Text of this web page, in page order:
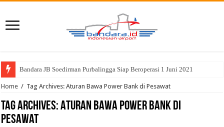
Bandara JB Soedirman Purbalingga Siap Beroperasi 1 Juni 2021
Home / Tag Archives: Aturan Bawa Power Bank di Pesawat
Tag Archives:Aturan Bawa Power Bank di
Pesawat